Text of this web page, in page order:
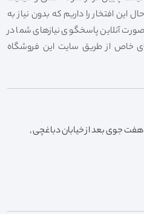
این افتخار را داریم که بدون نیاز به
آنلاین پاسخگوی نیازهای شما در
خاص از طریق سایت این فروشگاه
هفت جوی بعد از خیابان دباغچی ,